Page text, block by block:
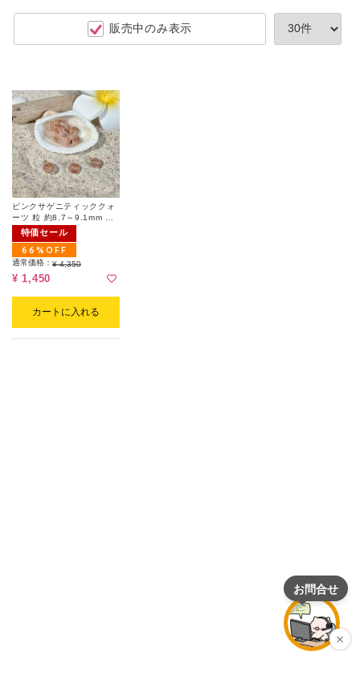
販売中のみ表示
ピンクサゲニティッククォ
ーツ 粒 約8.7～9.1mm 粒
販売（ランダム｜天然キズ
有）
特価セール
66%OFF
通常価格： ¥ 4,350
¥ 1,450
カートに入れる